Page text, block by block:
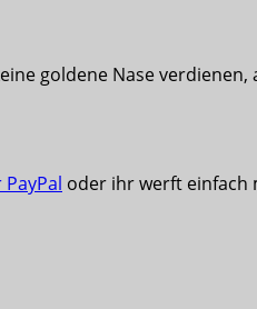
goldene Nase verdienen,
PayPal oder ihr werft einfach